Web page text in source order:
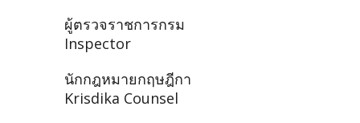
ผู้ตรวจราชการกรม
Inspector
นักกฎหมายกฤษฎีกา
Krisdika Counsel